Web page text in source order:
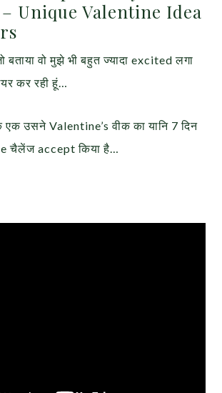
Unique Valentine Idea
वो मुझे भी बहुत ज्यादा excited लगा
कर रही हूं…
एक उसने Valentine’s वीक का यानि 7 दिन
चैलेंज accept किया है…